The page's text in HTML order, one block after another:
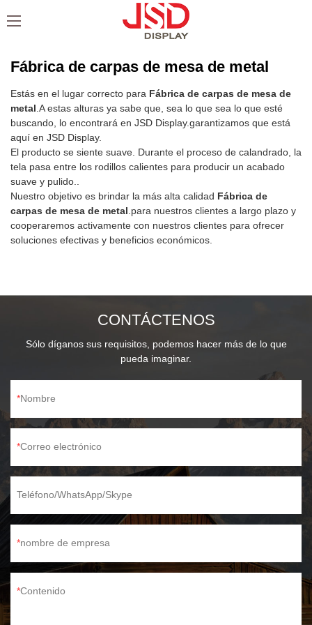
Fábrica de carpas de mesa de metal
Estás en el lugar correcto para Fábrica de carpas de mesa de
metal.A estas alturas ya sabe que, sea lo que sea lo que esté
buscando, lo encontrará en JSD Display.garantizamos que está
aquí en JSD Display.
El producto se siente suave. Durante el proceso de calandrado, la
tela pasa entre los rodillos calientes para producir un acabado
suave y pulido..
Nuestro objetivo es brindar la más alta calidad Fábrica de
carpas de mesa de metal.para nuestros clientes a largo plazo y
cooperaremos activamente con nuestros clientes para ofrecer
soluciones efectivas y beneficios económicos.
CONTÁCTENOS
Sólo díganos sus requisitos, podemos hacer más de lo que
pueda imaginar.
Nombre
Correo electrónico
Teléfono/WhatsApp/Skype
nombre de empresa
Contenido